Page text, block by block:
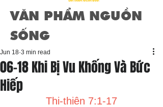
VĂN PHẨM NGUỒN
SỐNG
06-18 Khi Bị Vu Khống Và Bức
Hiếp
Jun 18 3 min read
Thi-thiên 7:1-17